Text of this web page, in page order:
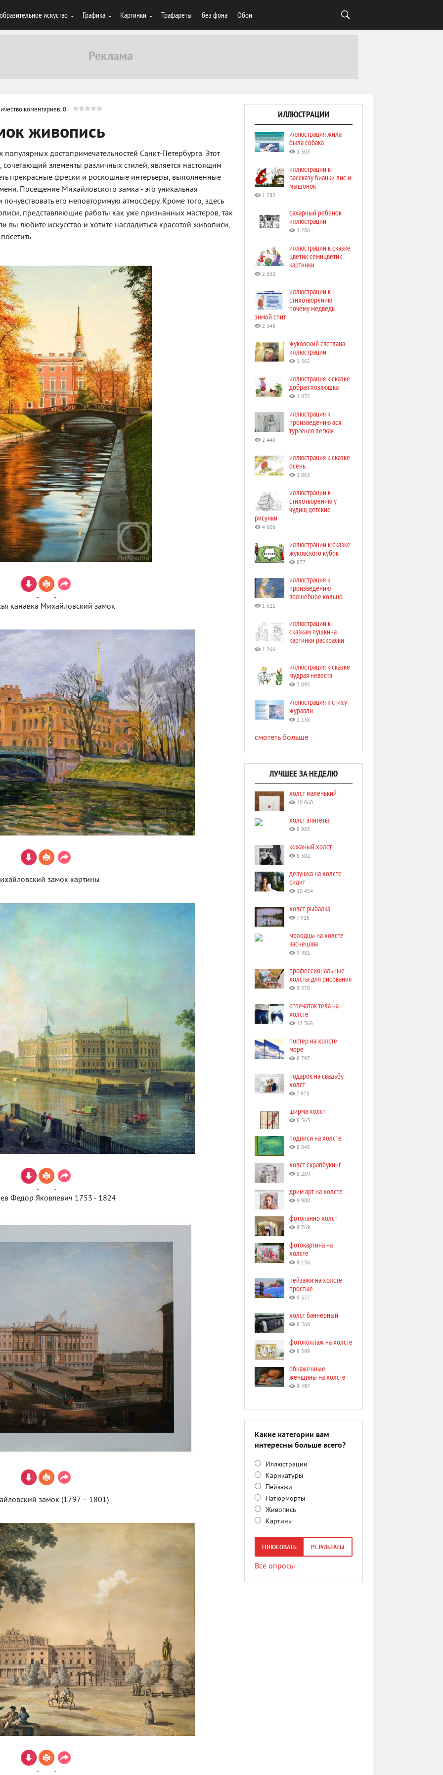
искуство Графика Картинки Трафареты без фона Обои
коментариев: 0
живопись
достопримечательностей Санкт-Петербурга. Этот
элементы различных стилей, является настоящим
прекрасные фрески и роскошные интерьеры, выполненные
Посещение Михайловского замка - это уникальная
почувствовать его неповторимую атмосферу. Кроме того, здесь
представляющие работы как уже признанных мастеров, так
вы любите искусство и хотите насладиться красотой живописи,
канавка Михайловский замок
замок картины
Федор Яковлевич 1753 - 1824
замок (1797 – 1801)
ИЛЛЮСТРАЦИИ
иллюстрация жила
была собака
1 303
иллюстрации к
рассказу бианки лис и
мышонок
1 282
сахарный ребенок
иллюстрации
1 286
иллюстрации к сказке
цветик семицветик
картинки
2 332
иллюстрации к
стихотворению
почему медведь
зимой спит
2 346
жуковский светлана
иллюстрации
1 562
иллюстрация к сказке
добрая хозяюшка
1 855
иллюстрация к
произведению ася
тургенев легкая
2 440
иллюстрация к сказке
осень
1 063
иллюстрации к
стихотворению у
чудищ детские
рисунки
4 606
иллюстрации к сказке
жуковского кубок
877
иллюстрация к
произведению
волшебное кольцо
1 521
иллюстрации к
сказкам пушкина
картинки раскраски
1 266
иллюстрация к сказке
мудрая невеста
3 095
иллюстрация к стиху
журавли
2 138
смотеть больше
ЛУЧШЕЕ ЗА НЕДЕЛЮ
холст маленький
10 060
холст эпитеты
8 983
кожаный холст
8 502
девушка на холсте
сидит
10 454
холст рыбалка
7 916
молодцы на холсте
васнецова
9 981
профессиональные
холсты для рисования
9 570
отпечаток тела на
холсте
12 368
постер на холсте
море
8 797
подарок на свадьбу
холст
7 975
ширма холст
8 563
подписи на холсте
8 045
холст скрапбукинг
8 259
дрим арт на холсте
9 900
фотопанно холст
9 769
фотокартина на
холсте
9 156
пейзажи на холсте
простые
9 377
холст баннерный
8 560
фотоколлаж на холсте
8 599
обнаженные
женщины на холсте
9 492
Какие категории вам
интересны больше всего?
Иллюстрации
Карикатуры
Пейзажи
Натюрморты
Живопись
Картины
ГОЛОСОВАТЬ РЕЗУЛЬТАТЫ
Все опросы